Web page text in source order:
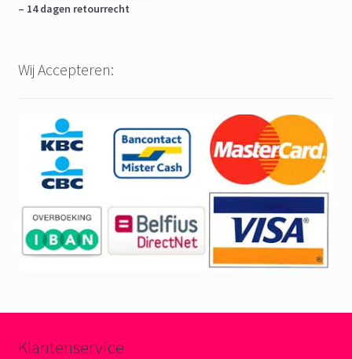
– 14 dagen retourrecht
Wij Accepteren:
Klantenservice